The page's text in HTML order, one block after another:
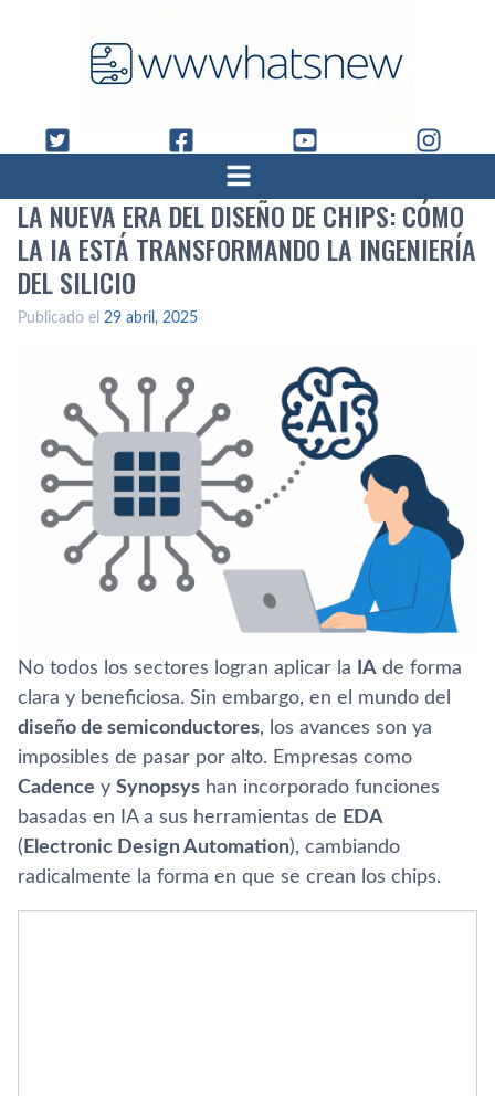
LA NUEVA ERA DEL DISEÑO DE CHIPS: CÓMO
LA IA ESTÁ TRANSFORMANDO LA INGENIERÍA
DEL SILICIO
Publicado el 29 abril, 2025
No todos los sectores logran aplicar la IA de forma
clara y beneficiosa. Sin embargo, en el mundo del
diseño de semiconductores, los avances son ya
imposibles de pasar por alto. Empresas como
Cadence y Synopsys han incorporado funciones
basadas en IA a sus herramientas de EDA
( Electronic Design Automation), cambiando
radicalmente la forma en que se crean los chips.